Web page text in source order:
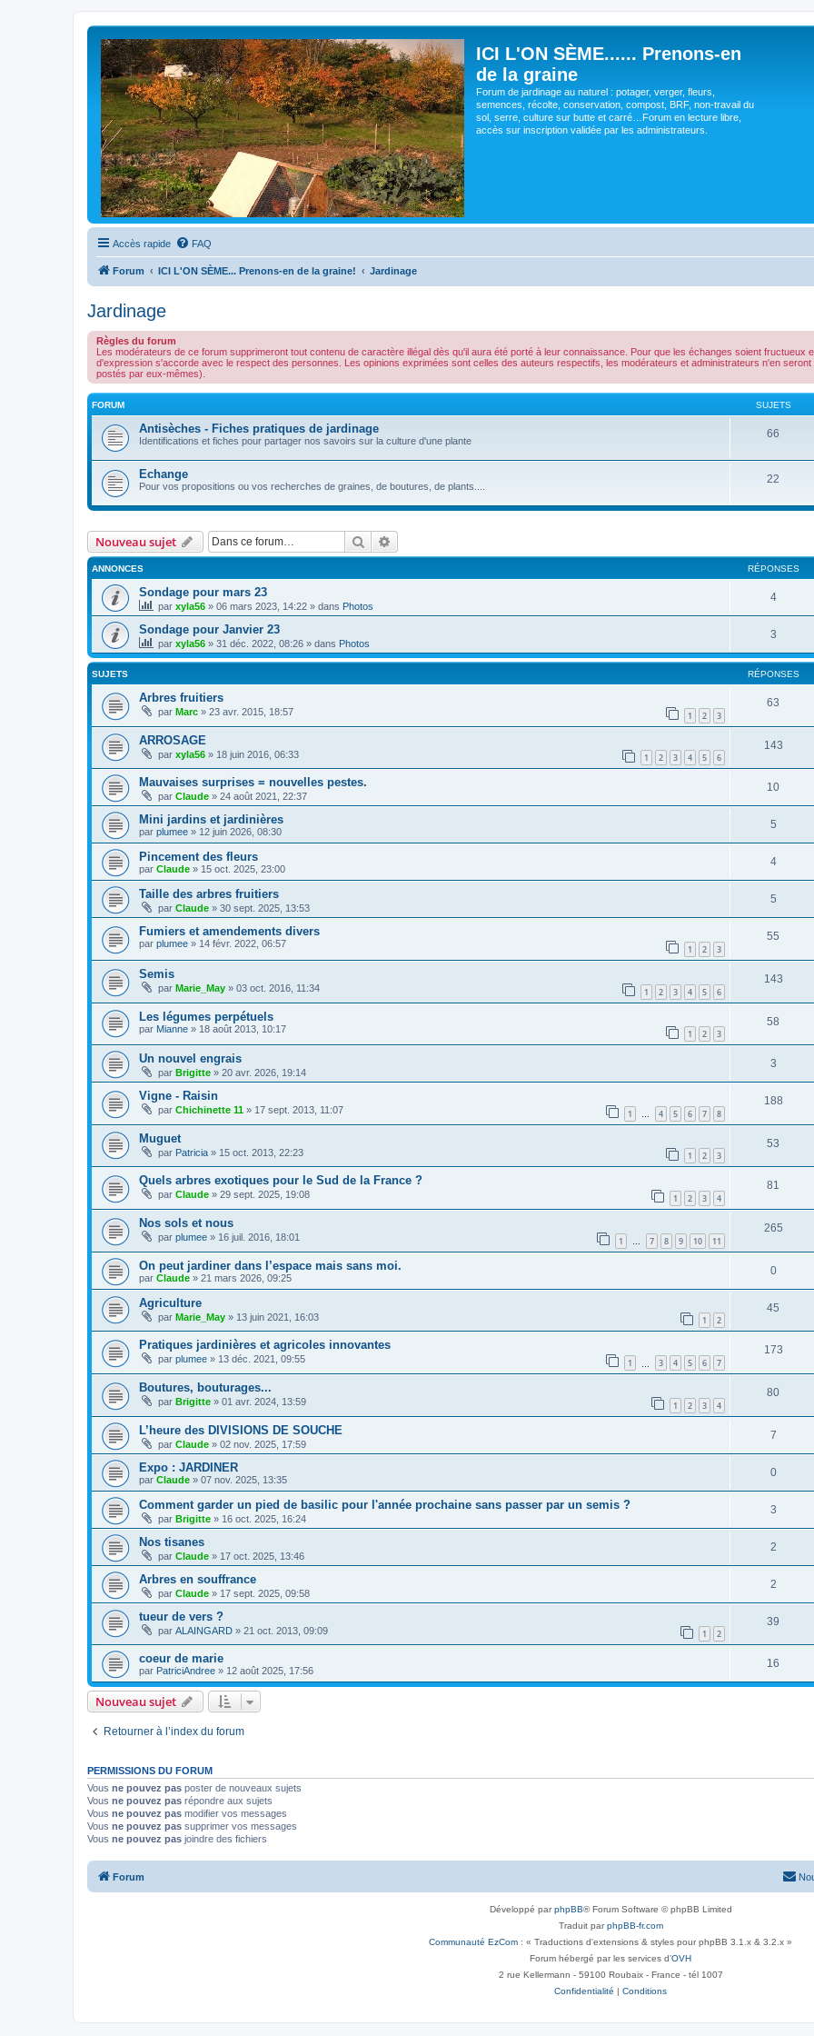
ICI L'ON SÈME...... Prenons-en
de la graine
Forum de jardinage au naturel : potager, verger, fleurs,
semences, récolte, conservation, compost, BRF, non-travail du
sol, serre, culture sur butte et carré…Forum en lecture libre,
accès sur inscription validée par les administrateurs.
Accès rapide FAQ
Forum ICI L'ON SÈME... Prenons-en de la graine! Jardinage
Jardinage
Règles du forum
Les modérateurs de ce forum supprimeront tout contenu de caractère illégal dès qu'il aura été porté à leur connaissance. Pour que les échanges soient fructueux
d'expression s'accorde avec le respect des personnes. Les opinions exprimées sont celles des auteurs respectifs, les modérateurs et administrateurs n'en
postés par eux-mêmes).
FORUM SUJETS
Antisèches - Fiches pratiques de jardinage
Identifications et fiches pour partager nos savoirs sur la culture d'une plante
66
Echange
Pour vos propositions ou vos recherches de graines, de boutures, de plants....
22
Nouveau sujet Rechercher
ANNONCES RÉPONSES
Sondage pour mars 23
par xyla56 » 06 mars 2023, 14:22 » dans Photos
4
Sondage pour Janvier 23
par xyla56 » 31 déc. 2022, 08:26 » dans Photos
3
SUJETS RÉPONSES
Arbres fruitiers
par Marc » 23 avr. 2015, 18:57 1 2 3
63
ARROSAGE
par xyla56 » 18 juin 2016, 06:33 1 2 3 4 5 6
143
Mauvaises surprises = nouvelles pestes.
par Claude » 24 août 2021, 22:37
10
Mini jardins et jardinières
par plumee » 12 juin 2026, 08:30
5
Pincement des fleurs
par Claude » 15 oct. 2025, 23:00
4
Taille des arbres fruitiers
par Claude » 30 sept. 2025, 13:53
5
Fumiers et amendements divers
par plumee » 14 févr. 2022, 06:57 1 2 3
55
Semis
par Marie_May » 03 oct. 2016, 11:34 1 2 3 4 5 6
143
Les légumes perpétuels
par Mianne » 18 août 2013, 10:17 1 2 3
58
Un nouvel engrais
par Brigitte » 20 avr. 2026, 19:14
3
Vigne - Raisin
par Chichinette 11 » 17 sept. 2013, 11:07 1 … 4 5 6 7 8
188
Muguet
par Patricia » 15 oct. 2013, 22:23 1 2 3
53
Quels arbres exotiques pour le Sud de la France ?
par Claude » 29 sept. 2025, 19:08 1 2 3 4
81
Nos sols et nous
par plumee » 16 juil. 2016, 18:01 1 … 7 8 9 10 11
265
On peut jardiner dans l’espace mais sans moi.
par Claude » 21 mars 2026, 09:25
0
Agriculture
par Marie_May » 13 juin 2021, 16:03 1 2
45
Pratiques jardinières et agricoles innovantes
par plumee » 13 déc. 2021, 09:55 1 3 4 5 6 7
173
Boutures, bouturages...
par Brigitte » 01 avr. 2024, 13:59 1 2 3 4
80
L’heure des DIVISIONS DE SOUCHE
par Claude » 02 nov. 2025, 17:59
7
Expo : JARDINER
par Claude » 07 nov. 2025, 13:35
0
Comment garder un pied de basilic pour l'année prochaine sans passer par un semis ?
par Brigitte » 16 oct. 2025, 16:24
3
Nos tisanes
par Claude » 17 oct. 2025, 13:46
2
Arbres en souffrance
par Claude » 17 sept. 2025, 09:58
2
tueur de vers ?
par ALAINGARD » 21 oct. 2013, 09:09 1 2
39
coeur de marie
par PatriciAndree » 12 août 2025, 17:56
16
Nouveau sujet
Retourner à l’index du forum
PERMISSIONS DU FORUM
Vous ne pouvez pas poster de nouveaux sujets
Vous ne pouvez pas répondre aux sujets
Vous ne pouvez pas modifier vos messages
Vous ne pouvez pas supprimer vos messages
Vous ne pouvez pas joindre des fichiers
Forum
Développé parphpBB® Forum Software © phpBB Limited
Traduit parphpBB-fr.com
Communauté EzCom : « Traductions d'extensions & styles pour phpBB 3.1.x & 3.2.x »
Forum hébergé par les services d’OVH
2 rue Kellermann - 59100 Roubaix - France - tél 1007
Confidentialité | Conditions